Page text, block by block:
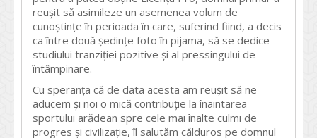
reușit să asimileze un asemenea volum de
cunoștințe în perioada în care, suferind fiind, a decis
ca între două ședințe foto în pijama, să se dedice
studiului tranziției pozitive și al pressingului de
întâmpinare.
Cu speranța că de data acesta am reușit să ne
aducem și noi o mică contribuție la înaintarea
sportului arădean spre cele mai înalte culmi de
progres și civilizație, îl salutăm călduros pe domnul